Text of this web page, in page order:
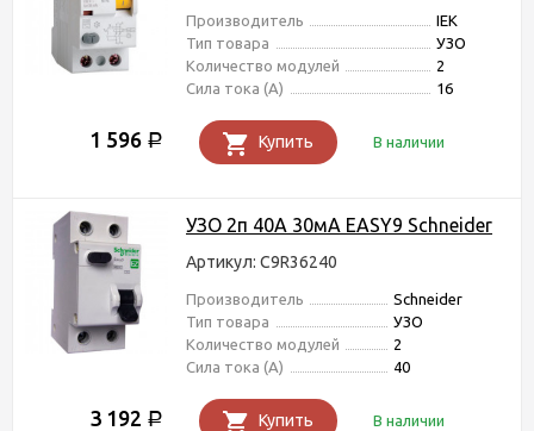
Производитель
IEK
Тип товара
УЗО
Количество модулей
2
Сила тока (А)
16
1 596 Р Купить В наличии
УЗО 2п 40А 30мА EASY9 Schneider
Артикул: C9R36240
Производитель
Schneider
Тип товара
УЗО
Количество модулей
2
Сила тока (А)
40
3 192 Р Купить В наличии